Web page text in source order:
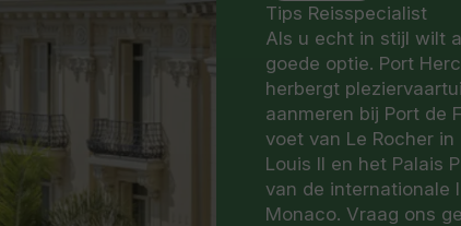
Vanavond hebben
L'Abysse Monte-
Carlo. De cuisine van
Japanse precisie
seizoensproducten
textuur, umami en
serene sfeer die
voor veeleisende
Tips Reisspecialist
Als u echt in stijl wilt
goede optie. Port
herbergt
aanmeren bij Port de
voet van Le Rocher
Louis II en het Palais
van de internationale
Monaco. Vraag ons